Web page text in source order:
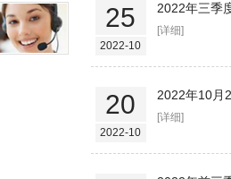
25
2022-10
2022年三季
[详细]
20
2022-10
2022年10月
[详细]